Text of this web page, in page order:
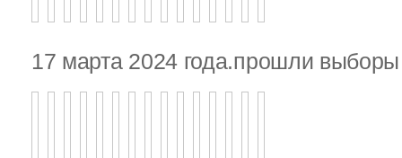
17 марта 2024 года.прошли